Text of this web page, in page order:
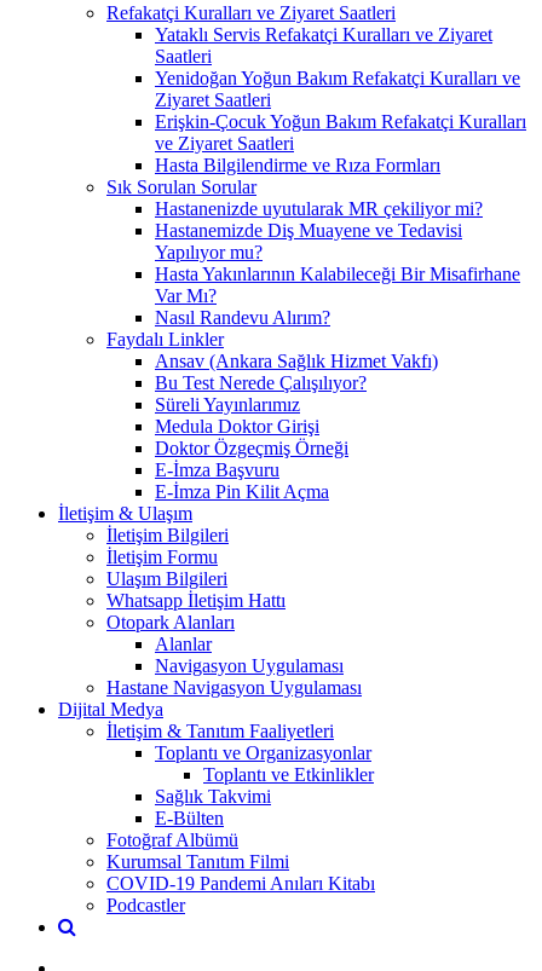
Refakatçi Kuralları ve Ziyaret Saatleri
Yataklı Servis Refakatçi Kuralları ve Ziyaret
Saatleri
Yenidoğan Yoğun Bakım Refakatçi Kuralları ve
Ziyaret Saatleri
Erişkin-Çocuk Yoğun Bakım Refakatçi Kuralları
ve Ziyaret Saatleri
Hasta Bilgilendirme ve Rıza Formları
Sık Sorulan Sorular
Hastanenizde uyutularak MR çekiliyor mi?
Hastanemizde Diş Muayene ve Tedavisi
Yapılıyor mu?
Hasta Yakınlarının Kalabileceği Bir Misafirhane
Var Mı?
Nasıl Randevu Alırım?
Faydalı Linkler
Ansav (Ankara Sağlık Hizmet Vakfı)
Bu Test Nerede Çalışılıyor?
Süreli Yayınlarımız
Medula Doktor Girişi
Doktor Özgeçmiş Örneği
E-İmza Başvuru
E-İmza Pin Kilit Açma
İletişim & Ulaşım
İletişim Bilgileri
İletişim Formu
Ulaşım Bilgileri
Whatsapp İletişim Hattı
Otopark Alanları
Alanlar
Navigasyon Uygulaması
Hastane Navigasyon Uygulaması
Dijital Medya
İletişim & Tanıtım Faaliyetleri
Toplantı ve Organizasyonlar
Toplantı ve Etkinlikler
Sağlık Takvimi
E-Bülten
Fotoğraf Albümü
Kurumsal Tanıtım Filmi
COVID-19 Pandemi Anıları Kitabı
Podcastler